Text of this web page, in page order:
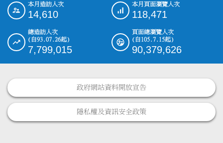
::: 本月造訪人次
14,610
本月頁面瀏覽人次
118,471
總造訪人次
(自93.07.26起)
7,799,015
頁面總瀏覽人次
(自105.7.15起)
90,379,626
政府網站資料開放宣告
隱私權及資訊安全政策